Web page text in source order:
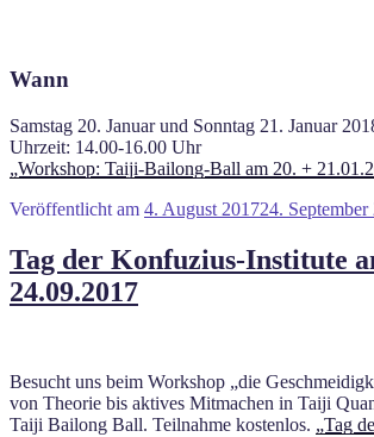
Wann
Samstag 20. Januar und Sonntag 21. Januar
Uhrzeit: 14.00-16.00 Uhr
„Workshop: Taiji-Bailong-Ball am 20. +
Veröffentlicht am 4. August 201724. September
Tag der Konfuzius-Institute
24.09.2017
Besucht uns beim Workshop „die
von Theorie bis aktives Mitmachen in Taiji
Taiji Bailong Ball. Teilnahme kostenlos. „Tag